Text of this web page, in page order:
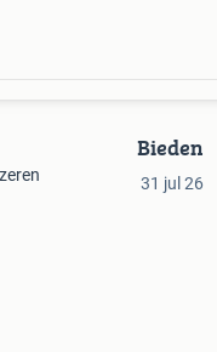
Bieden
31 jul 26